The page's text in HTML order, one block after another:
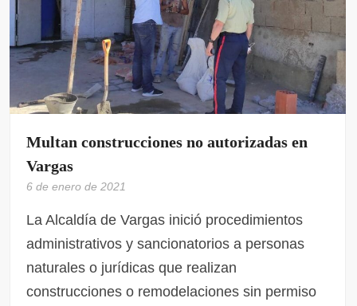
Multan construcciones no autorizadas en
Vargas
6 de enero de 2021
La Alcaldía de Vargas inició procedimientos
administrativos y sancionatorios a personas
naturales o jurídicas que realizan
construcciones o remodelaciones sin permiso